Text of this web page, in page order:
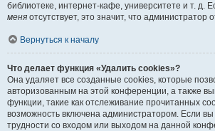
библиотеке, интернет-кафе, университете и т. д.
меня отсутствует, это значит, что администратор
Вернуться к началу
Что делает функция «Удалить cookies»?
Она удаляет все созданные cookies, которые
авторизованным на этой конференции, а также
функции, такие как отслеживание прочитанных
возможность включена администратором. Если
трудности со входом или выходом на данной